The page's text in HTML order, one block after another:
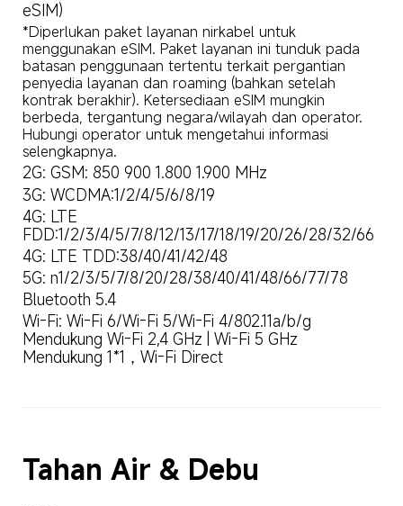
eSIM)
*Diperlukan paket layanan nirkabel untuk
menggunakan eSIM. Paket layanan ini tunduk pada
batasan penggunaan tertentu terkait pergantian
penyedia layanan dan roaming (bahkan setelah
kontrak berakhir). Ketersediaan eSIM mungkin
berbeda, tergantung negara/wilayah dan operator.
Hubungi operator untuk mengetahui informasi
selengkapnya.
2G: GSM: 850 900 1.800 1.900 MHz
3G: WCDMA:1/2/4/5/6/8/19
4G: LTE
FDD:1/2/3/4/5/7/8/12/13/17/18/19/20/26/28/32/66
4G: LTE TDD:38/40/41/42/48
5G: n1/2/3/5/7/8/20/28/38/40/41/48/66/77/78
Bluetooth 5.4
Wi-Fi: Wi-Fi 6/Wi-Fi 5/Wi-Fi 4/802.11a/b/g
Mendukung Wi-Fi 2,4 GHz | Wi-Fi 5 GHz
Mendukung 1*1，Wi-Fi Direct
Tahan Air & Debu